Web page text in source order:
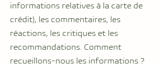
informations relatives à la carte de
crédit), les commentaires, les
réactions, les critiques et les
recommandations. Comment
recueillons-nous les informations ?